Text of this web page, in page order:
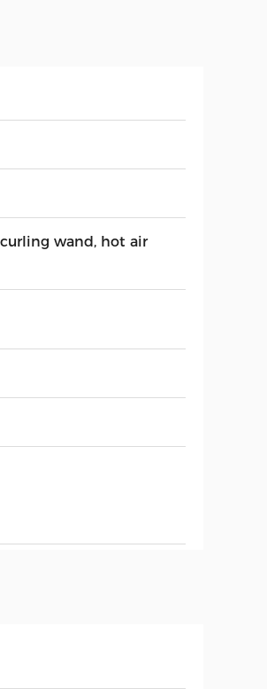
wand, hot air